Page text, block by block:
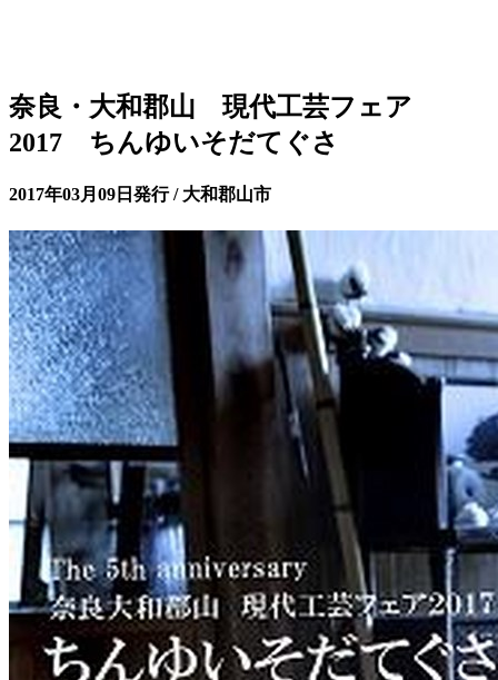
奈良・大和郡山 現代工芸フェア
2017 ちんゆいそだてぐさ
2017年03月09日発行 / 大和郡山市